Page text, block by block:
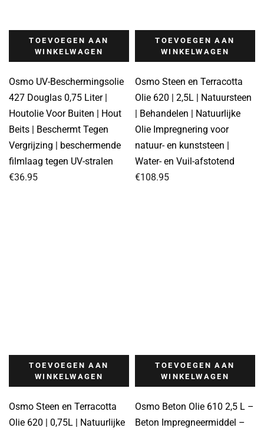
TOEVOEGEN AAN
WINKELWAGEN
Osmo UV-Beschermingsolie
427 Douglas 0,75 Liter |
Houtolie Voor Buiten | Hout
Beits | Beschermt Tegen
Vergrijzing | beschermende
filmlaag tegen UV-stralen
€36.95
TOEVOEGEN AAN
WINKELWAGEN
Osmo Steen en Terracotta
Olie 620 | 2,5L | Natuursteen
| Behandelen | Natuurlijke
Olie Impregnering voor
natuur- en kunststeen |
Water- en Vuil-afstotend
€108.95
TOEVOEGEN AAN
WINKELWAGEN
Osmo Steen en Terracotta
Olie 620 | 0,75L | Natuurlijke
TOEVOEGEN AAN
WINKELWAGEN
Osmo Beton Olie 610 2,5 L –
Beton Impregneermiddel –